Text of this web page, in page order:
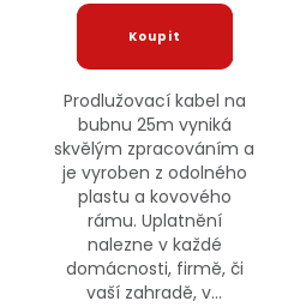
Prodlužovací kabel na
bubnu 25m vyniká
skvělým zpracováním a
je vyroben z odolného
plastu a kovového
rámu. Uplatnění
nalezne v každé
domácnosti, firmě, či
vaší zahradě, v...